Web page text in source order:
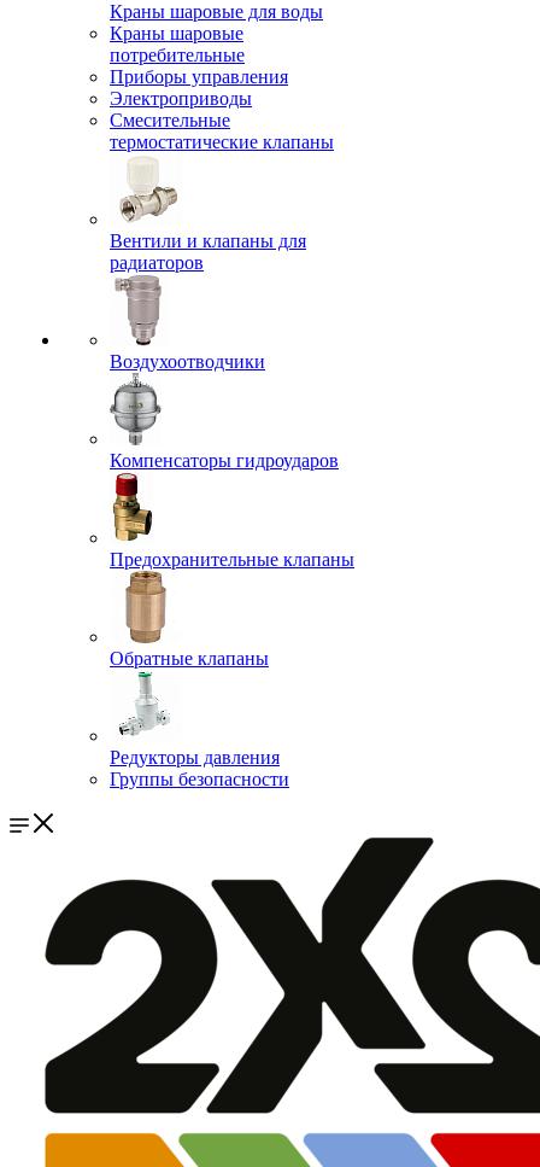
Краны шаровые для воды
Краны шаровые
потребительные
Приборы управления
Электроприводы
Смесительные
термостатические клапаны
Вентили и клапаны для
радиаторов
Воздухоотводчики
Компенсаторы гидроударов
Предохранительные клапаны
Обратные клапаны
Редукторы давления
Группы безопасности